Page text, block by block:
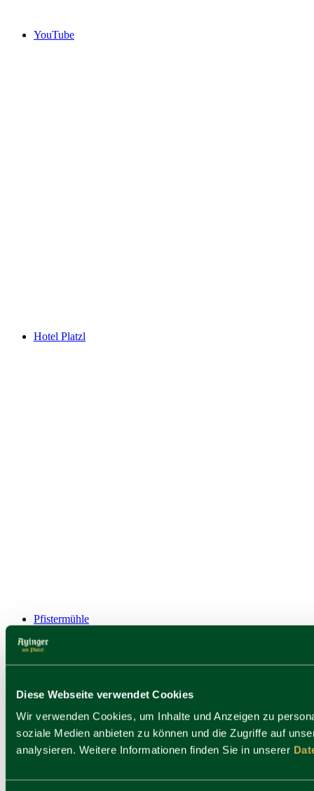
Diese Webseite verwendet Cookies
Wir verwenden Cookies, um Inhalte und Anzeigen zu
soziale Medien anbieten zu können und die Zugriffe auf
analysieren. Weitere Informationen finden Sie in unserer
YouTube
Hotel Platzl
Pfistermühle
Ayinger am Platzl